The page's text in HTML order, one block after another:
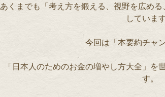
あくまでも「考え方を鍛える、視野を広め
していま
今回は「本要約チャ
「日本人のためのお金の増やし方大全」
す。